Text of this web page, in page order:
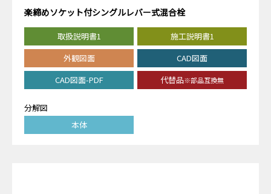
楽締めソケット付シングルレバー式混合栓
取扱説明書1
施工説明書1
外観図面
CAD図面
CAD図面-PDF
代替品※部品互換無
分解図
本体